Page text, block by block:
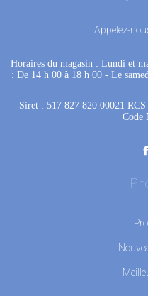
Appelez-
Horaires du magasin : Lundi et
: De 14 h 00 à 18 h 00 - Le
Siret : 517 827 820 00021
Code